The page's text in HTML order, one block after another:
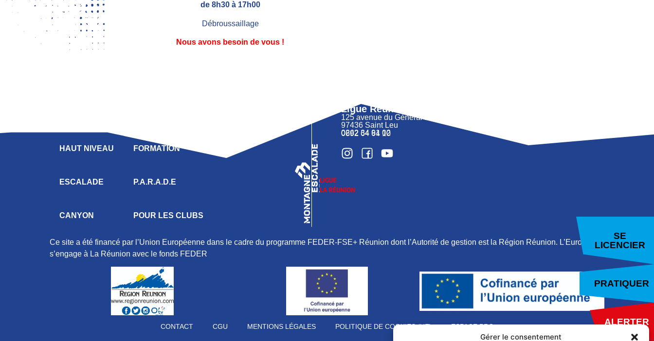
Gérer le consentement
SE
LICENCIER
PRATIQUER
ALERTER
de 8h30 à 17h00
Débroussaillage
Nous avons besoin de vous !
HAUT NIVEAU
ESCALADE
CANYON
FORMATION
P.A.R.A.D.E
POUR LES CLUBS
Ligue Réunion FFME
125 avenue du Général LAMBERT
97436 Saint Leu
0262 34 91 02
0692 64 64 10
Ce site a été financé par l’Union Européenne dans le cadre du programme FEDER-FSE+ Réunion dont l’Autorité de gestion est la Région Réunion. L’Europe
s’engage à La Réunion avec le fonds FEDER
CONTACT CGU MENTIONS LÉGALES POLITIQUE DE COOKIES (UE) ESPACE PRO